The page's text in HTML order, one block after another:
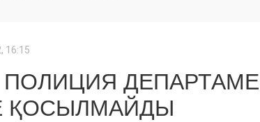
16:15
ҚОСЫЛМАЙДЫ